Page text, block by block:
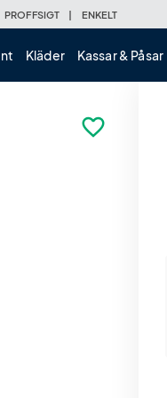
PROFFSIGT | ENKELT
Kläder Kassar & Påsar
favorite_border